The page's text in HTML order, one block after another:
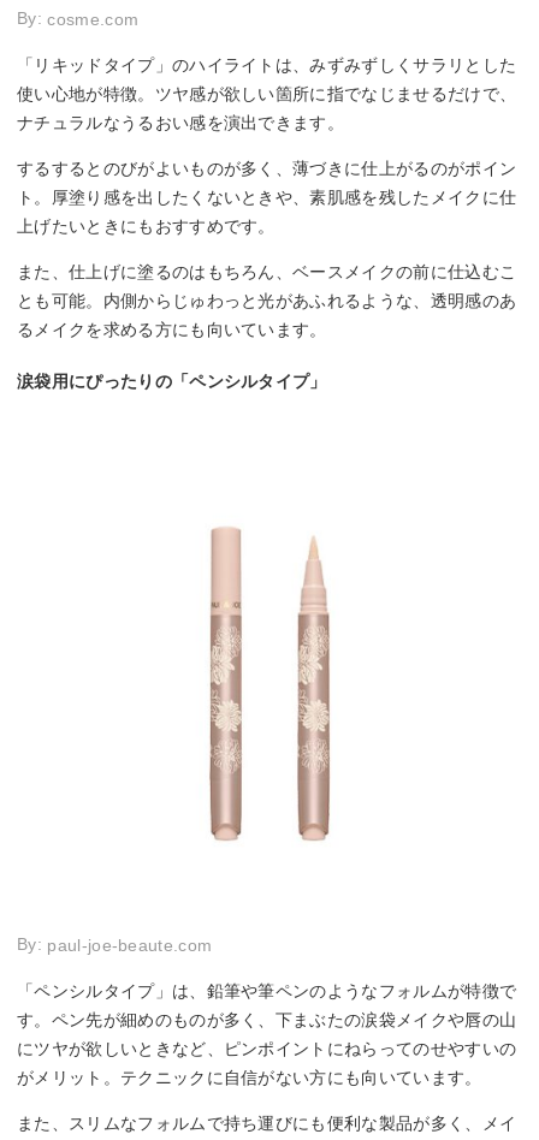
By:cosme.com
「リキッドタイプ」のハイライトは、みずみずしくサラリとした
使い心地が特徴。ツヤ感が欲しい箇所に指でなじませるだけで、
ナチュラルなうるおい感を演出できます。
するするとのびがよいものが多く、薄づきに仕上がるのがポイン
ト。厚塗り感を出したくないときや、素肌感を残したメイクに仕
上げたいときにもおすすめです。
また、仕上げに塗るのはもちろん、ベースメイクの前に仕込むこ
とも可能。内側からじゅわっと光があふれるような、透明感のあ
るメイクを求める方にも向いています。
涙袋用にぴったりの「ペンシルタイプ」
By: paul-joe-beaute.com
「ペンシルタイプ」は、鉛筆や筆ペンのようなフォルムが特徴で
す。ペン先が細めのものが多く、下まぶたの涙袋メイクや唇の山
にツヤが欲しいときなど、ピンポイントにねらってのせやすいの
がメリット。テクニックに自信がない方にも向いています。
また、スリムなフォルムで持ち運びにも便利な製品が多く、メイ